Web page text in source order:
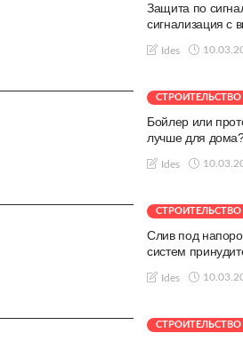
Защита по
сигнализация с
Ides
СТРОИТЕЛЬСТВО
Бойлер или
лучше для
Ides
СТРОИТЕЛЬСТВО
Слив под
систем
Ides
СТРОИТЕЛЬСТВО